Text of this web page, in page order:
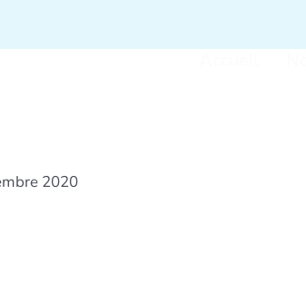
2020